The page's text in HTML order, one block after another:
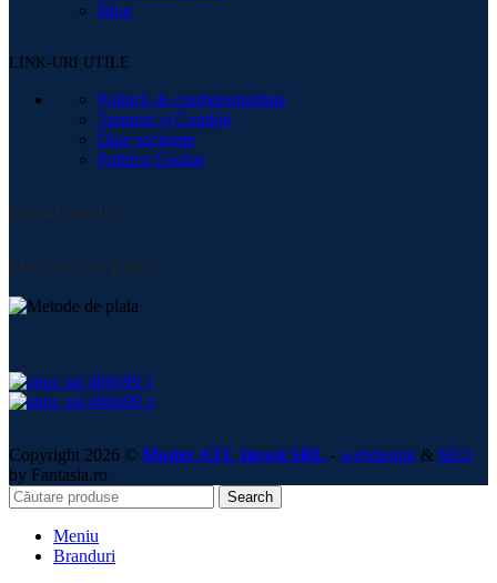
Blog
LINK-URI UTILE
Politică de confidențialitate
Termeni și Condiții
Date societate
Politica Cookie
Social Media:
Metode de plată:
Copyright 2026 © Master ATC Invest SRL - webdesign & SEO
by Fantasia.ro
Search
Meniu
Branduri